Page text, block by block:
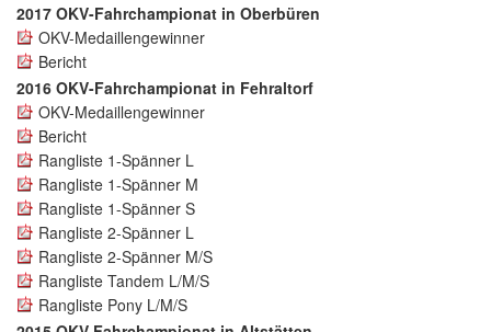
2017 OKV-Fahrchampionat in Oberbüren
OKV-Medaillengewinner
Bericht
2016 OKV-Fahrchampionat in Fehraltorf
OKV-Medaillengewinner
Bericht
Rangliste 1-Spänner L
Rangliste 1-Spänner M
Rangliste 1-Spänner S
Rangliste 2-Spänner L
Rangliste 2-Spänner M/S
Rangliste Tandem L/M/S
Rangliste Pony L/M/S